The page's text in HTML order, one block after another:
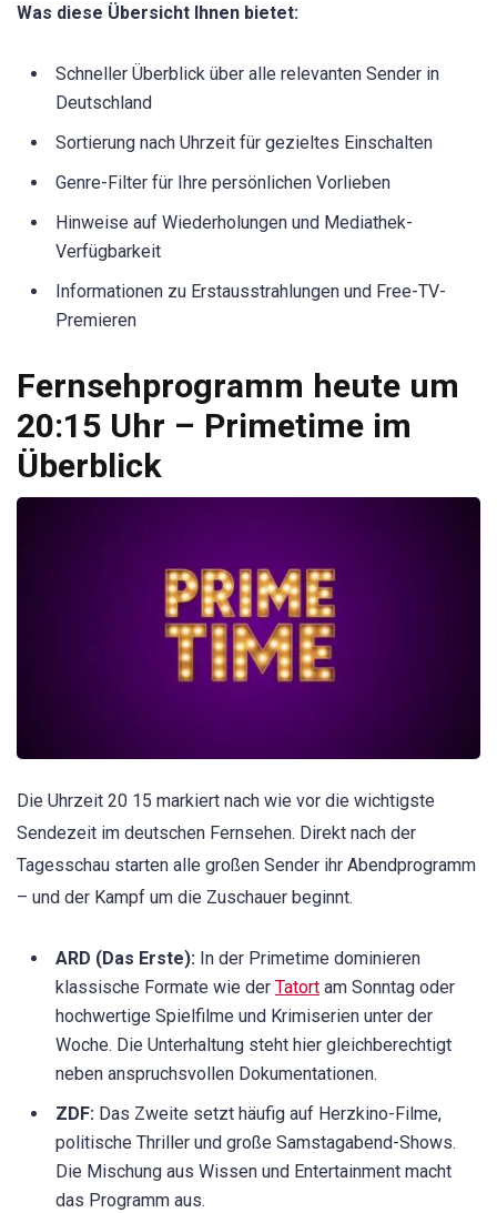
Was diese Übersicht Ihnen bietet:
Schneller Überblick über alle relevanten Sender in
Deutschland
Sortierung nach Uhrzeit für gezieltes Einschalten
Genre-Filter für Ihre persönlichen Vorlieben
Hinweise auf Wiederholungen und Mediathek-
Verfügbarkeit
Informationen zu Erstausstrahlungen und Free-TV-
Premieren
Fernsehprogramm heute um
20:15 Uhr – Primetime im
Überblick
Die Uhrzeit 20 15 markiert nach wie vor die wichtigste
Sendezeit im deutschen Fernsehen. Direkt nach der
Tagesschau starten alle großen Sender ihr Abendprogramm
– und der Kampf um die Zuschauer beginnt.
ARD (Das Erste): In der Primetime dominieren
klassische Formate wie der Tatort am Sonntag oder
hochwertige Spielfilme und Krimiserien unter der
Woche. Die Unterhaltung steht hier gleichberechtigt
neben anspruchsvollen Dokumentationen.
ZDF: Das Zweite setzt häufig auf Herzkino-Filme,
politische Thriller und große Samstagabend-Shows.
Die Mischung aus Wissen und Entertainment macht
das Programm aus.